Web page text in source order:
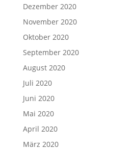
Dezember 2020
November 2020
Oktober 2020
September 2020
August 2020
Juli 2020
Juni 2020
Mai 2020
April 2020
März 2020